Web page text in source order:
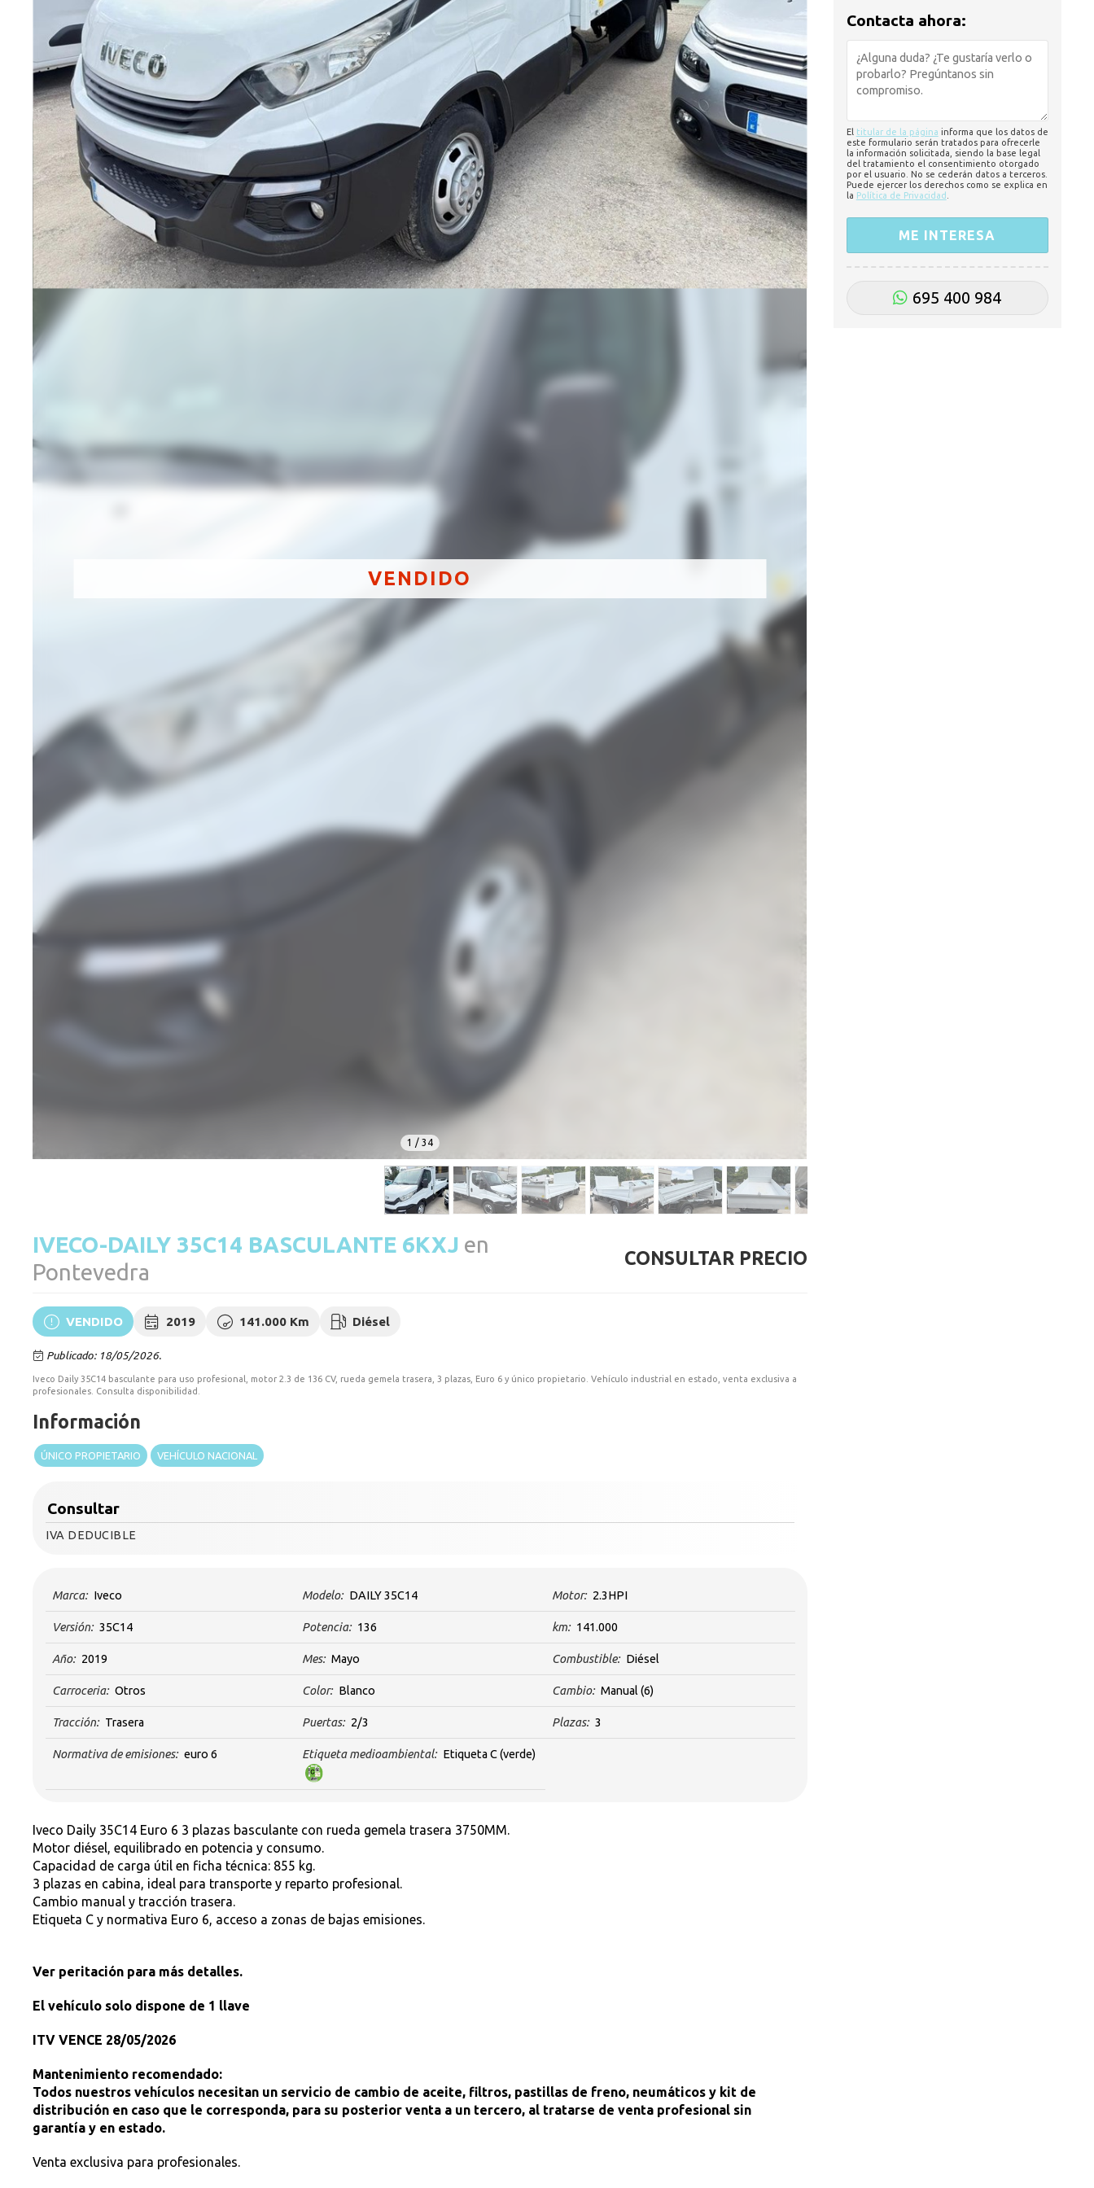
Contacta ahora:
El titular de la página informa que los datos de
este formulario serán tratados para ofrecerle
la información solicitada, siendo la base legal
del tratamiento el consentimiento otorgado
por el usuario. No se cederán datos a terceros.
Puede ejercer los derechos como se explica en
la Política de Privacidad
695 400 984
1 / 34
IVECO-DAILY 35C14 BASCULANTE 6KXJ en
Pontevedra
CONSULTAR PRECIO
VENDIDO 2019 141.000 Km Diésel
Publicado: 18/05/2026.
Iveco Daily 35C14 basculante para uso profesional, motor 2.3 de 136 CV, rueda gemela trasera, 3 plazas, Euro 6 y único propietario. Vehículo industrial en estado, venta exclusiva a
profesionales. Consulta disponibilidad.
Información
ÚNICO PROPIETARIO VEHÍCULO NACIONAL
Consultar
IVA DEDUCIBLE
Marca: Iveco Modelo: DAILY 35C14 Motor: 2.3HPI
Versión: 35C14 Potencia: 136 km: 141.000
Año: 2019 Mes: Mayo Combustible: Diésel
Carroceria: Otros Color: Blanco Cambio: Manual (6)
Tracción: Trasera Puertas: 2/3 Plazas: 3
Normativa de emisiones: euro 6 Etiqueta medioambiental: Etiqueta C (verde)
Iveco Daily 35C14 Euro 6 3 plazas basculante con rueda gemela trasera 3750MM.
Motor diésel, equilibrado en potencia y consumo.
Capacidad de carga útil en ficha técnica: 855 kg.
3 plazas en cabina, ideal para transporte y reparto profesional.
Cambio manual y tracción trasera.
Etiqueta C y normativa Euro 6, acceso a zonas de bajas emisiones.
Ver peritación para más detalles.
El vehículo solo dispone de 1 llave
ITV VENCE 28/05/2026
Mantenimiento recomendado:
Todos nuestros vehículos necesitan un servicio de cambio de aceite, filtros, pastillas de freno, neumáticos y kit de
distribución en caso que le corresponda, para su posterior venta a un tercero, al tratarse de venta profesional sin
garantía y en estado.
Venta exclusiva para profesionales.